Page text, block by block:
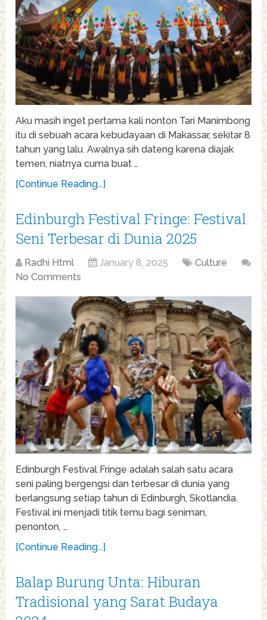
Aku masih inget pertama kali nonton Tari Manimbong
itu di sebuah acara kebudayaan di Makassar, sekitar 8
tahun yang lalu. Awalnya sih dateng karena diajak
temen, niatnya cuma buat …
[Continue Reading...]
Edinburgh Festival Fringe: Festival
Seni Terbesar di Dunia 2025
Radhi Html January 8, 2025
Culture
No Comments
Edinburgh Festival Fringe adalah salah satu acara
seni paling bergengsi dan terbesar di dunia yang
berlangsung setiap tahun di Edinburgh, Skotlandia.
Festival ini menjadi titik temu bagi seniman,
penonton, …
[Continue Reading...]
Balap Burung Unta: Hiburan
Tradisional yang Sarat Budaya